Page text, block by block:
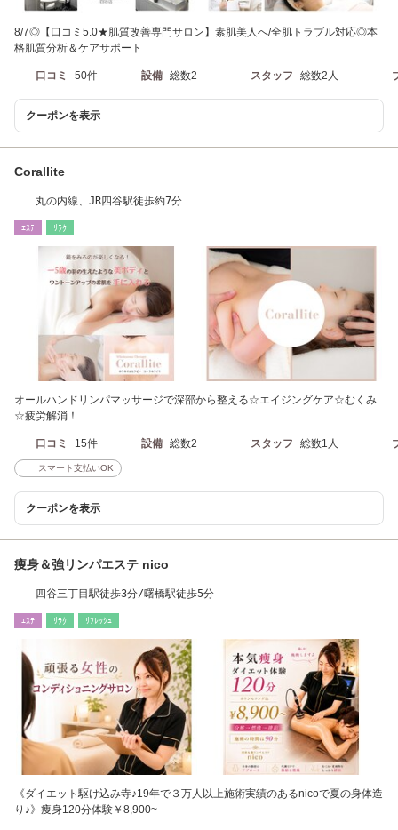
8/7◎【口コミ5.0★肌質改善専門サロン】素肌美人へ/全肌トラブル対応◎本
格肌質分析＆ケアサポート
口コミ 50件 設備 総数2 スタッフ 総数2人
クーポンを表示
Corallite
丸の内線、JR四谷駅徒歩約7分
ｴｽﾃ ﾘﾗｸ
オールハンドリンパマッサージで深部から整える☆エイジングケア☆むくみ
☆疲労解消！
口コミ 15件 設備 総数2 スタッフ 総数1人
スマート支払いOK
クーポンを表示
痩身＆強リンパエステ nico
四谷三丁目駅徒歩3分/曙橋駅徒歩5分
ｴｽﾃ ﾘﾗｸ ﾘﾌﾚｯｼｭ
《ダイエット駆け込み寺♪19年で３万人以上施術実績のあるnicoで夏の身体造
り♪》痩身120分体験￥8,900~